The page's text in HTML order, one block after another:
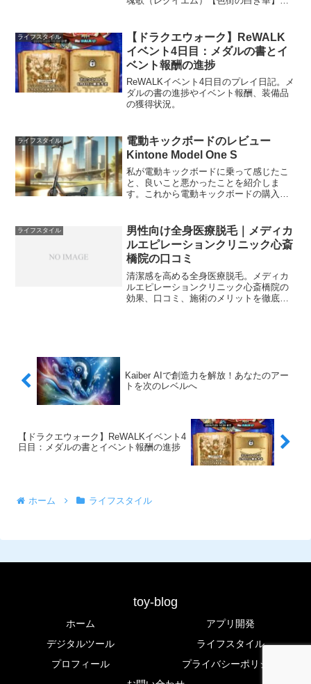
ライフスタイル
【ドラクエウォーク】ReWALK
イベント4日目：メダルの書とイ
ベント報酬の進捗
ReWALKイベント4日目のプレイ日記。メ
ダルの書の進捗やイベント報酬、装備品
の獲得状況。
ライフスタイル
電動キックボードのレビュー
Kintone Model One S
私が電動キックボードに乗って感じたこ
と、良いこと悪かったことを紹介しま
す。これから電動キックボードの購入を
する電動キックボードとは「特定小型原
動機付自転車」に該当するも...
ライフスタイル
男性向け全身医療脱毛｜メディカ
ルエピレーションクリニック心斎
橋院の口コミ
清潔感を高める全身医療脱毛。メディカ
ルエピレーションクリニック心斎橋院の
効果、口コミ、施術のメリットを徹底解
Kaiber AIで創造力を解放！あなたのアー
トを次のレベルへ
【ドラクエウォーク】ReWALKイベント4
日目：メダルの書とイベント報酬の進捗
ホーム ライフスタイル
toy-blog
ホーム
アプリ開発
デジタルツール
ライフスタイル
プロフィール
プライバシーポリシー